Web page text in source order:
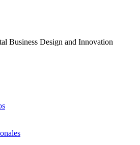
Business Design and Innovation